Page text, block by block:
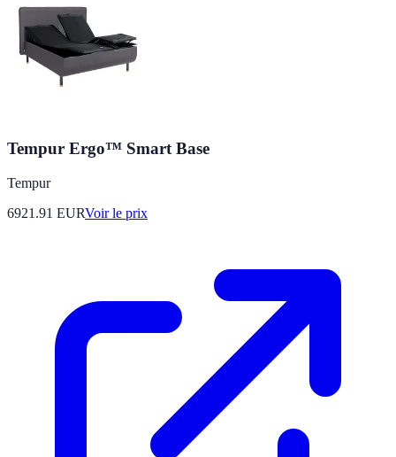
Tempur Ergo™ Smart Base
Tempur
6921.91 EURVoir le prix